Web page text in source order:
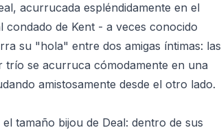
acurrucada espléndidamente en el
de Kent - a veces conocido
su "hola" entre dos amigas íntimas: las
trío se acurruca cómodamente en una
amistosamente desde el otro lado.
tamaño bijou de Deal: dentro de sus